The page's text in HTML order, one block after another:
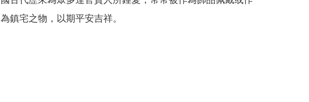
為鎮宅之物，以期平安吉祥。